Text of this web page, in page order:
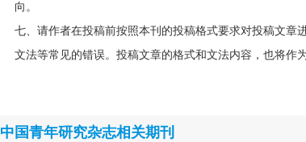
向。
七、请作者在投稿前按照本刊的投稿格式要求对投稿文章
文法等常见的错误。投稿文章的格式和文法内容，也将作
中国青年研究杂志相关期刊